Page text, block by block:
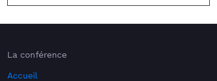
La conférence
Accueil